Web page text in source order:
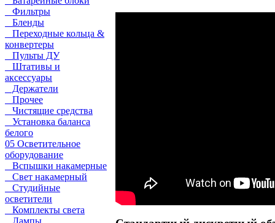
Фильтры
Бленды
Переходные кольца &
конвертеры
Пульты ДУ
Штативы и
аксессуары
Держатели
Прочее
Чистящие средства
Установка баланса
белого
05 Осветительное
оборудование
Вспышки накамерные
Свет накамерный
Студийные
осветители
Комплекты света
Лампы